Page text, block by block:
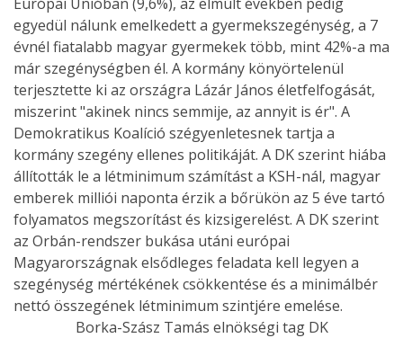
egyedül nálunk emelkedett a gyermekszegénység, a 7
évnél fiatalabb magyar gyermekek több, mint 42%-a ma
már szegénységben él. A kormány könyörtelenül
terjesztette ki az országra Lázár János életfelfogását,
miszerint "akinek nincs semmije, az annyit is ér". A
Demokratikus Koalíció szégyenletesnek tartja a
kormány szegény ellenes politikáját. A DK szerint hiába
állították le a létminimum számítást a KSH-nál, magyar
emberek milliói naponta érzik a bőrükön az 5 éve tartó
folyamatos megszorítást és kizsigerelést. A DK szerint
az Orbán-rendszer bukása utáni európai
Magyarországnak elsődleges feladata kell legyen a
szegénység mértékének csökkentése és a minimálbér
nettó összegének létminimum szintjére emelése.
Borka-Szász Tamás elnökségi tag DK